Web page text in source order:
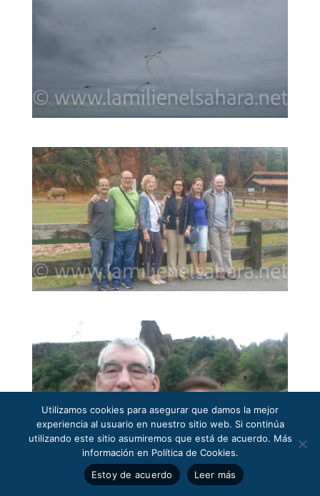
Utilizamos cookies para asegurar que damos la mejor
experiencia al usuario en nuestro sitio web. Si continúa
utilizando este sitio asumiremos que está de acuerdo. Más
información en Política de Cookies.
Estoy de acuerdo
Leer más